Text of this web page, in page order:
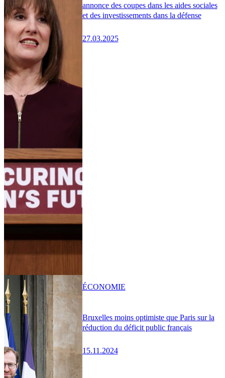
annonce des coupes dans les aides sociales
et des investissements dans la défense
27.03.2025
Bruxelles moins optimiste que Paris sur la
réduction du déficit public français
15.11.2024
ÉCONOMIE